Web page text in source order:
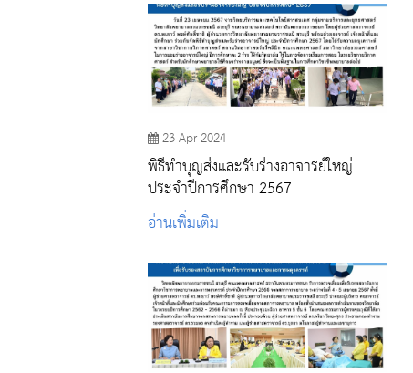
23 Apr 2024
พิธีทำบุญส่งและรับร่างอาจารย์ใหญ่
ประจำปีการศึกษา 2567
อ่านเพิ่มเติม